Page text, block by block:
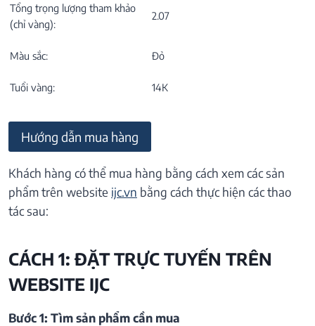
Tổng trọng lượng tham khảo
(chỉ vàng):
2.07
Màu sắc: Đỏ
Tuổi vàng: 14K
Hướng dẫn mua hàng
Khách hàng có thể mua hàng bằng cách xem các sản
phẩm trên website ijc.vn bằng cách thực hiện các thao
tác sau:
CÁCH 1: ĐẶT TRỰC TUYẾN TRÊN
WEBSITE IJC
Bước 1: Tìm sản phẩm cần mua